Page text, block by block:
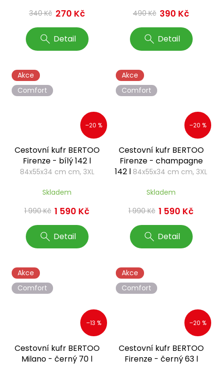
340 Kč 270 Kč
Detail
490 Kč 390 Kč
Detail
Akce
Comfort
–20 %
Cestovní kufr BERTOO
Firenze - bílý 142 l
84x55x34 cm cm, 3XL
Skladem
1 990 Kč 1 590 Kč
Detail
Akce
Comfort
–20 %
Cestovní kufr BERTOO
Firenze - champagne
142 l 84x55x34 cm cm, 3XL
Skladem
1 990 Kč 1 590 Kč
Detail
Akce
Comfort
–13 %
Cestovní kufr BERTOO
Milano - černý 70 l
Akce
Comfort
–20 %
Cestovní kufr BERTOO
Firenze - černý 63 l